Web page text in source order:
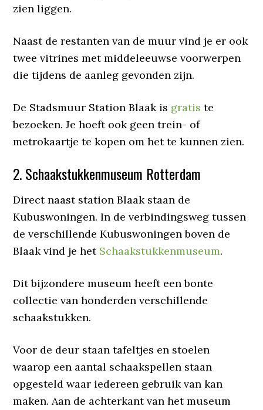
zien liggen.
Naast de restanten van de muur vind je er ook
twee vitrines met middeleeuwse voorwerpen
die tijdens de aanleg gevonden zijn.
De Stadsmuur Station Blaak is gratis te
bezoeken. Je hoeft ook geen trein- of
metrokaartje te kopen om het te kunnen zien.
2. Schaakstukkenmuseum Rotterdam
Direct naast station Blaak staan de
Kubuswoningen. In de verbindingsweg tussen
de verschillende Kubuswoningen boven de
Blaak vind je het Schaakstukkenmuseum.
Dit bijzondere museum heeft een bonte
collectie van honderden verschillende
schaakstukken.
Voor de deur staan tafeltjes en stoelen
waarop een aantal schaakspellen staan
opgesteld waar iedereen gebruik van kan
maken. Aan de achterkant van het museum